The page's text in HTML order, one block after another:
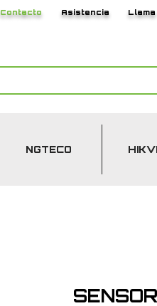
Contacto Asistencia
NGTECO